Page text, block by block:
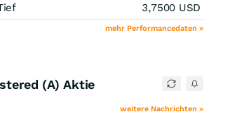
3,7500 USD
mehr Performancedaten »
(A) Aktie
weitere Nachrichten »